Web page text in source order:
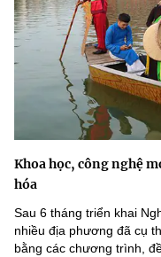
Khoa học, công nghệ
hóa
Sau 6 tháng triển khai
nhiều địa phương đã cụ
bằng các chương trình,